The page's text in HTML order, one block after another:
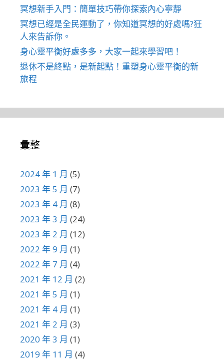
冥想新手入門：簡單技巧帶你探索內心寧靜
冥想已經是全民運動了，你知道冥想的好處嗎?狂
人來告訴你。
身心靈平衡好處多多，大家一起來學習吧！
退休不是終點，是新起點！重塑身心靈平衡的新
旅程
彙整
2024 年 1 月 (5)
2023 年 5 月 (7)
2023 年 4 月 (8)
2023 年 3 月 (24)
2023 年 2 月 (12)
2022 年 9 月 (1)
2022 年 7 月 (4)
2021 年 12 月 (2)
2021 年 5 月 (1)
2021 年 4 月 (1)
2021 年 2 月 (3)
2020 年 3 月 (1)
2019 年 11 月 (4)